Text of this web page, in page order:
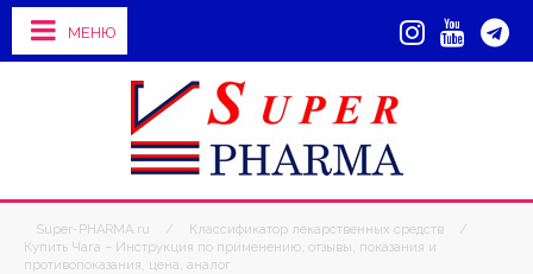
МЕНЮ
Super-PHARMA.ru / Классификатор лекарственных средств
/
Купить Чага – Инструкция по применению, отзывы, показания и
противопоказания, цена, аналог